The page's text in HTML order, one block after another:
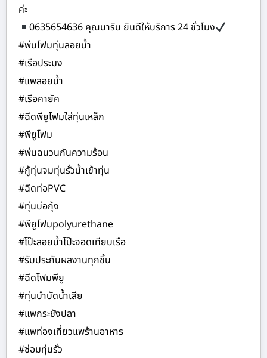
ค่ะ
0635654636 คุณนาริน ยินดีให้บริการ 24 ชั่วโมง
#พ่นโฟมทุ่นลอยน้ำ
#เรือประมง
#แพลอยน้ำ
#เรือคายัค
#ฉีดพียูโฟมใส่ทุ่นเหล็ก
#พียูโฟม
#พ่นฉนวนกันความร้อน
#กู้ทุ่นจมทุ่นรั่วน้ำเข้าทุ่น
#ฉีดท่อPVC
#ทุ่นบ่อกุ้ง
#พียูโฟมpolyurethane
#โป๊ะลอยน้ำโป๊ะจอดเทียบเรือ
#รับประกันผลงานทุกชิ้น
#ฉีดโฟมพียู
#ทุ่นบำบัดน้ำเสีย
#แพกระชังปลา
#แพท่องเที่ยวแพร้านอาหาร
#ซ่อมทุ่นรั่ว